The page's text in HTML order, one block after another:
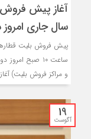
آغاز پیش
سال جاری
و مراکز فروش بلیت)
19
آگوست